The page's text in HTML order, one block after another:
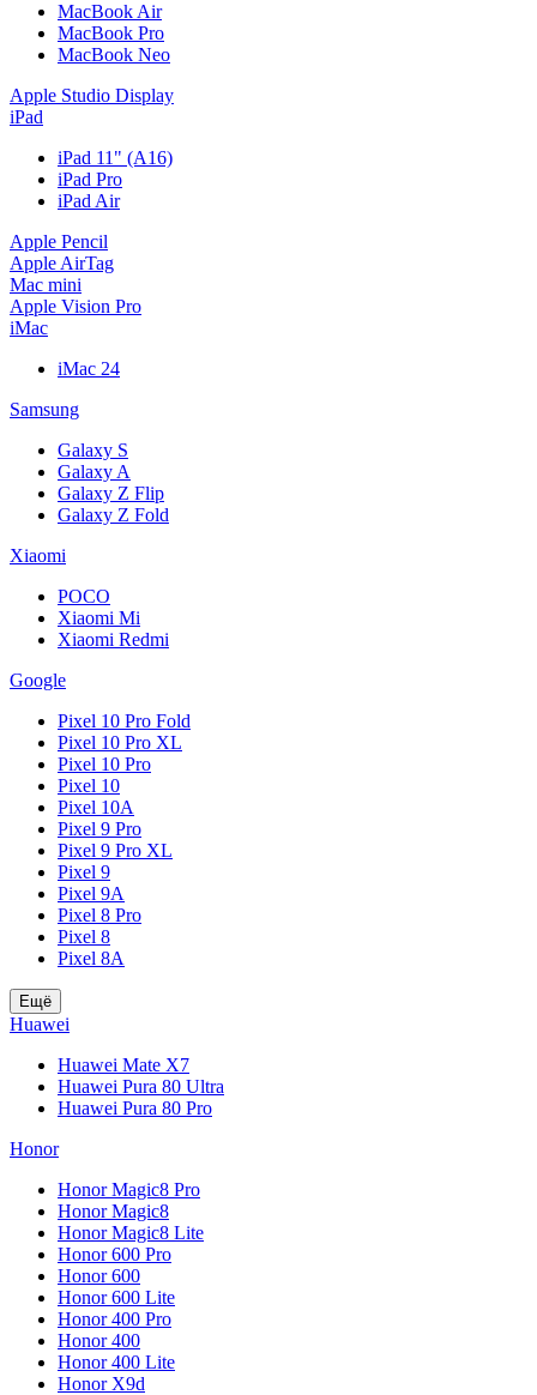
MacBook Air
MacBook Pro
MacBook Neo
Apple Studio Display
iPad
iPad 11" (A16)
iPad Pro
iPad Air
Apple Pencil
Apple AirTag
Mac mini
Apple Vision Pro
iMac
iMac 24
Samsung
Galaxy S
Galaxy A
Galaxy Z Flip
Galaxy Z Fold
Xiaomi
POCO
Xiaomi Mi
Xiaomi Redmi
Google
Pixel 10 Pro Fold
Pixel 10 Pro XL
Pixel 10 Pro
Pixel 10
Pixel 10A
Pixel 9 Pro
Pixel 9 Pro XL
Pixel 9
Pixel 9A
Pixel 8 Pro
Pixel 8
Pixel 8A
Ещё
Huawei
Huawei Mate X7
Huawei Pura 80 Ultra
Huawei Pura 80 Pro
Honor
Honor Magic8 Pro
Honor Magic8
Honor Magic8 Lite
Honor 600 Pro
Honor 600
Honor 600 Lite
Honor 400 Pro
Honor 400
Honor 400 Lite
Honor X9d